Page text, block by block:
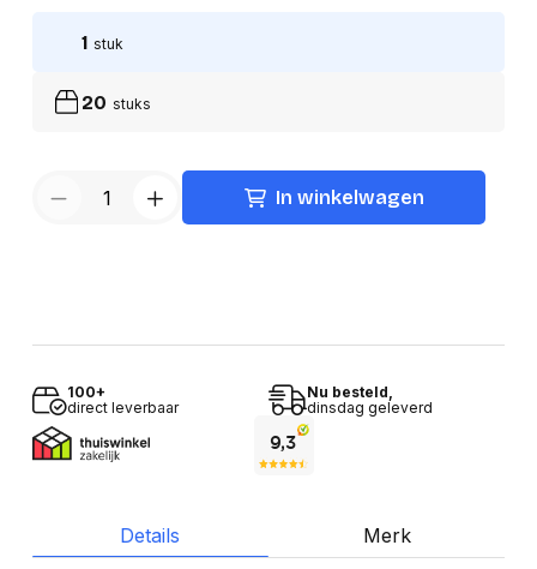
1 stuk
20 stuks
In winkelwagen
100+
direct leverbaar
Nu besteld,
dinsdag geleverd
Details Merk